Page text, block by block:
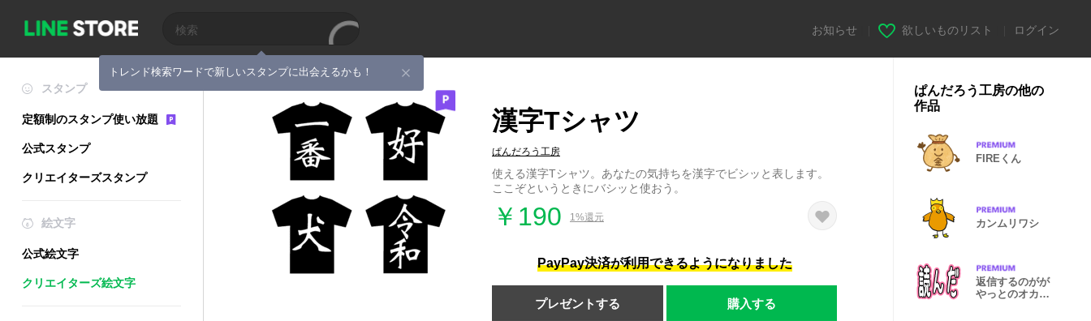
トレンド検索ワードで新しいスタンプに出会えるかも！
お知らせ 欲しいものリスト ログイン
スタンプ
定額制のスタンプ使い放題
公式スタンプ
クリエイターズスタンプ
絵文字
公式絵文字
クリエイターズ絵文字
漢字Tシャツ
ぱんだろう工房
使える漢字Tシャツ。あなたの気持ちを漢字でビシッと表します。
ここぞというときにバシッと使おう。
￥190 1%還元
PayPay決済が利用できるようになりました
プレゼントする 購入する
ぱんだろう工房の他の
作品
FIREくん
カンムリワシ
返信するのがが
やっとのオカン